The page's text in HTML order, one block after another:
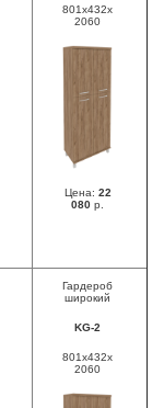
801x432x
2060
Цена: 22
080 р.
Гардероб
широкий
KG-2
801x432x
2060